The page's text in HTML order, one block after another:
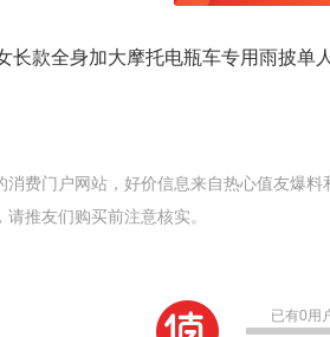
长款全身加大摩托电瓶车专用雨披单
消费门户网站，好价信息来自热心值友爆
推友们购买前注意核实。
已有0用